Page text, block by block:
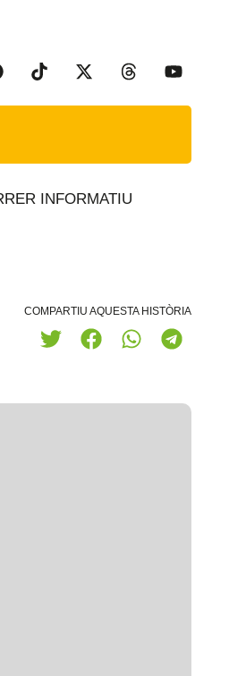
INFORMATIU
COMPARTIU AQUESTA HISTÒRIA